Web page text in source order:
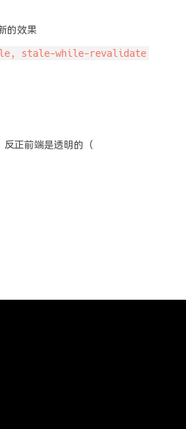
的效果
stale-while-revalidate
反正前端是透明的（